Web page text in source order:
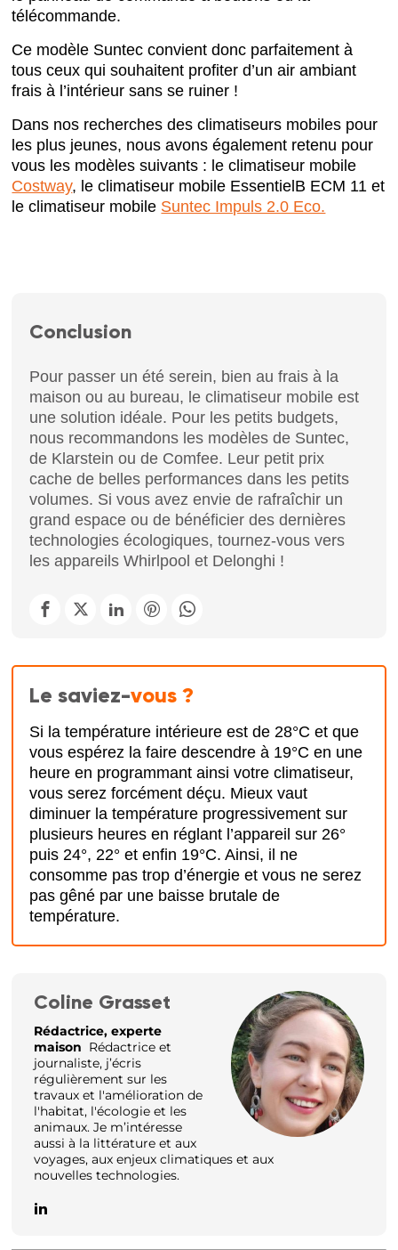
télécommande.
Ce modèle Suntec convient donc parfaitement à
tous ceux qui souhaitent profiter d’un air ambiant
frais à l’intérieur sans se ruiner !
Dans nos recherches des climatiseurs mobiles pour
les plus jeunes, nous avons également retenu pour
vous les modèles suivants : le climatiseur mobile
Costway, le climatiseur mobile EssentielB ECM 11 et
le climatiseur mobile Suntec Impuls 2.0 Eco.
Conclusion
Pour passer un été serein, bien au frais à la
maison ou au bureau, le climatiseur mobile est
une solution idéale. Pour les petits budgets,
nous recommandons les modèles de Suntec,
de Klarstein ou de Comfee. Leur petit prix
cache de belles performances dans les petits
volumes. Si vous avez envie de rafraîchir un
grand espace ou de bénéficier des dernières
technologies écologiques, tournez-vous vers
les appareils Whirlpool et Delonghi !
Le saviez-vous ?
Si la température intérieure est de 28°C et que
vous espérez la faire descendre à 19°C en une
heure en programmant ainsi votre climatiseur,
vous serez forcément déçu. Mieux vaut
diminuer la température progressivement sur
plusieurs heures en réglant l’appareil sur 26°
puis 24°, 22° et enfin 19°C. Ainsi, il ne
consomme pas trop d’énergie et vous ne serez
pas gêné par une baisse brutale de
température.
Coline Grasset
Rédactrice, experte
maison Rédactrice et
journaliste, j’écris
régulièrement sur les
travaux et l'amélioration de
l'habitat, l'écologie et les
animaux. Je m’intéresse
aussi à la littérature et aux
voyages, aux enjeux climatiques et aux
nouvelles technologies.